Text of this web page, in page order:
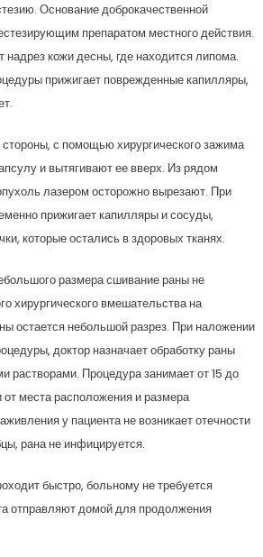
Основание доброкачественной
препаратом местного действия.
кожи десны, где находится липома.
прижигает поврежденные капилляры,
стороны, с помощью хирургического зажима
и вытягивают ее вверх. Из рядом
лазером осторожно вырезают. При
прижигает капилляры и сосуды,
которые остались в здоровых тканях.
размера сшивание раны не
хирургического вмешательства на
остается небольшой разрез. При наложении
доктор назначает обработку раны
растворами. Процедура занимает от 15 до
места расположения и размера
у пациента не возникает отечности
рана не инфицируется.
быстро, больному не требуется
отправляют домой для продолжения